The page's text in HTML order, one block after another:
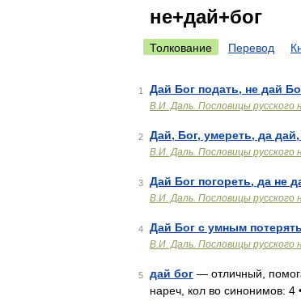
не+дай+бог
Толкование Перевод
1 Дай Бог подать, не дай
В.И. Даль. Пословицы русского
2 Дай, Бог, умереть, да дай,
В.И. Даль. Пословицы русского
3 Дай Бог погореть, да не
В.И. Даль. Пословицы русского
4 Дай Бог с умным
В.И. Даль. Пословицы русского
5 дай бог — отличный,
нареч, кол во синонимов: 4